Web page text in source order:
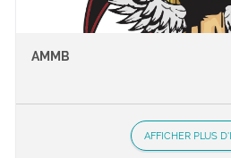
AMMB
AFFICHER PLUS